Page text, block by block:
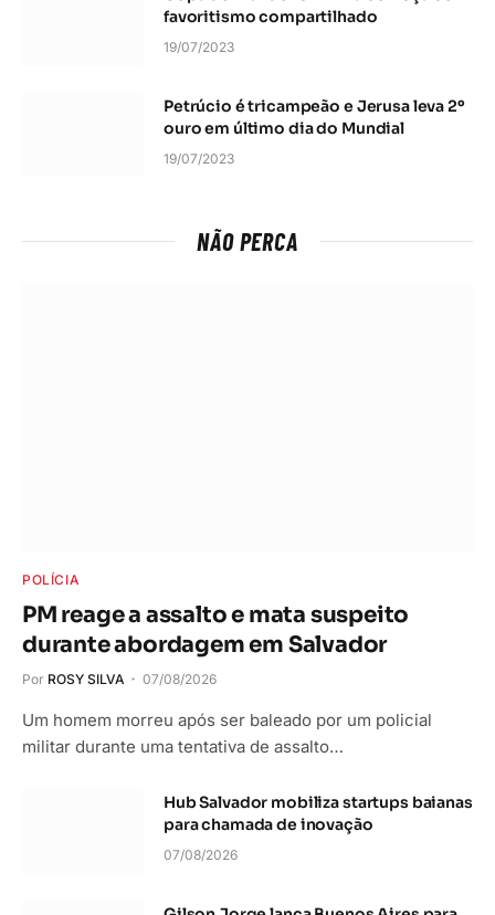
favoritismo compartilhado
19/07/2023
Petrúcio é tricampeão e Jerusa leva 2º
ouro em último dia do Mundial
19/07/2023
NÃO PERCA
POLÍCIA
PM reage a assalto e mata suspeito
durante abordagem em Salvador
Por ROSY SILVA 07/08/2026
Um homem morreu após ser baleado por um policial
militar durante uma tentativa de assalto…
Hub Salvador mobiliza startups baianas
para chamada de inovação
07/08/2026